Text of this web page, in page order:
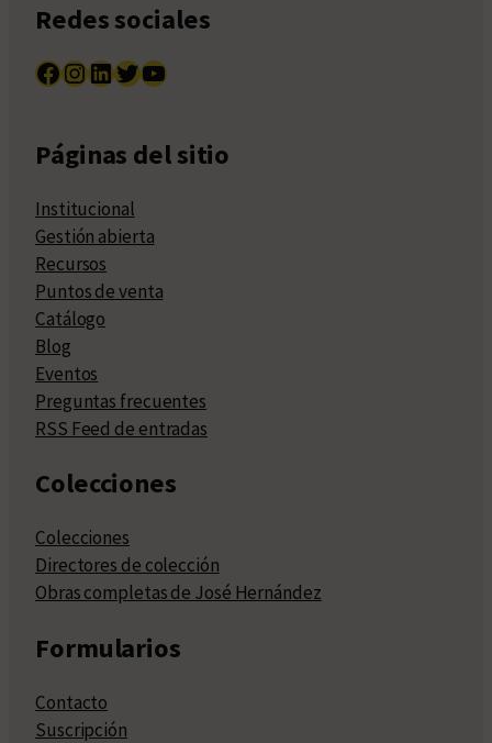
Redes sociales
Facebook InstagramLinkedIn Twitter YouTube
Páginas del sitio
Institucional
Gestión abierta
Recursos
Puntos de venta
Catálogo
Blog
Eventos
Preguntas frecuentes
RSS Feed de entradas
Colecciones
Colecciones
Directores de colección
Obras completas de José Hernández
Formularios
Contacto
Suscripción